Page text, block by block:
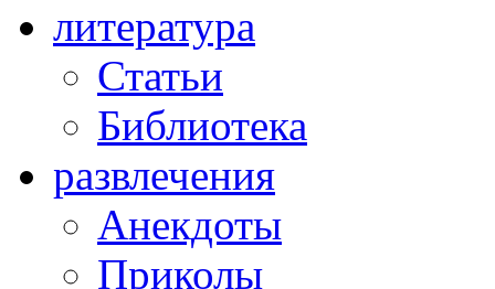
литература
Статьи
Библиотека
развлечения
Анекдоты
Приколы